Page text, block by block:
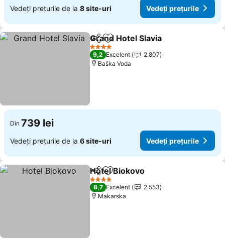
Vedeți prețurile de la 8 site-uri Vedeți prețurile
DistribuițiAdăugaţi la favorite
Grand Hotel Slavia
4 Stele
9,2 Excelent
2.807
Baška Voda
Din 739 lei
Vedeți prețurile de la 6 site-uri Vedeți prețurile
DistribuițiAdăugaţi la favorite
Hotel Biokovo
4 Stele
8,7 Excelent
2.553
Makarska